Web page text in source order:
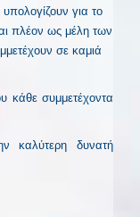
για το
πλέον ως μέλη των
σε καμιά
κάθε συμμετέχοντα
καλύτερη δυνατή